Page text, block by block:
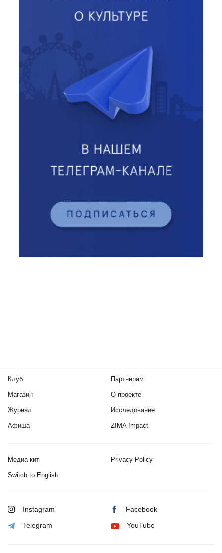
Клуб
Магазин
Журнал
Афиша
Партнерам
О проекте
Исследование
ZIMA Impact
Медиа-кит Privacy Policy
Switch to English
Instagram Facebook
Telegram YouTube